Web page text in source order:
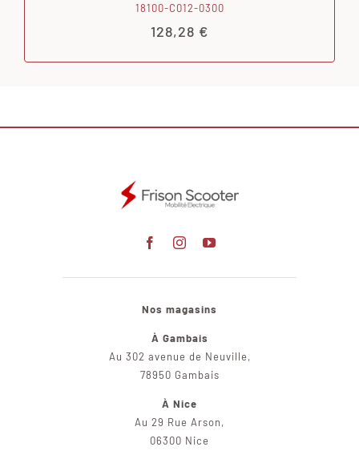
18100-C012-0300
128,28 €
Nos magasins
À Gambais
Au 302 avenue de Neuville,
78950 Gambais
À Nice
Au 29 Rue Arson,
06300 Nice